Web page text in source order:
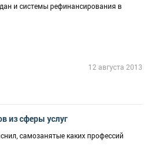
и системы рефинансирования в
12 августа 2013
из сферы услуг
самозанятые каких профессий